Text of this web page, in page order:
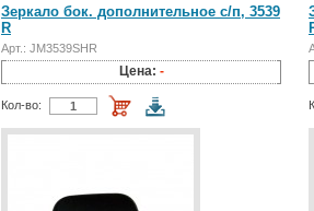
Зеркало бок. дополнительное с/п, 3539
R
Арт.: JM3539SHR
Цена: -
Кол-во: